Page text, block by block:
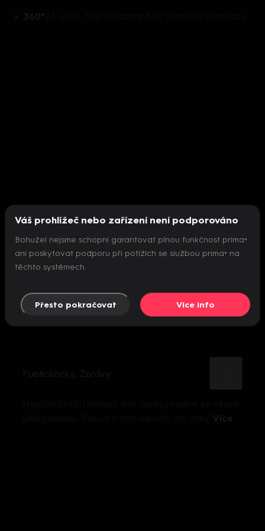
360°
Nepodařilo se inicializovat přehrávač
Publicistický Zprávy
Více
Váš prohlížeč nebo zařízení není podporováno
Bohužel nejsme schopni garantovat plnou funkčnost prima+
ani poskytovat podporu při potížích se službou prima+ na
těchto systémech.
Přesto pokračovat Více info